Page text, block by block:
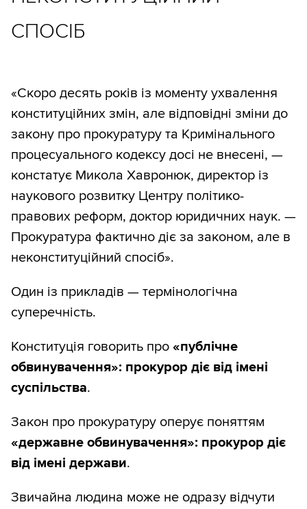
СПОСІБ
«Скоро десять років із моменту ухвалення
конституційних змін, але відповідні зміни до
закону про прокуратуру та Кримінального
процесуального кодексу досі не внесені, —
констатує Микола Хавронюк, директор із
наукового розвитку Центру політико-
правових реформ, доктор юридичних наук. —
Прокуратура фактично діє за законом, але в
неконституційний спосіб».
Один із прикладів — термінологічна
суперечність.
Конституція говорить про «публічне
обвинувачення»: прокурор діє від імені
суспільства.
Закон про прокуратуру оперує поняттям
«державне обвинувачення»: прокурор діє
від імені держави.
Звичайна людина може не одразу відчути